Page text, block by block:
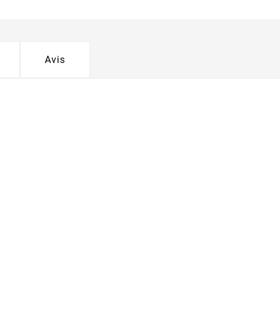
Avis